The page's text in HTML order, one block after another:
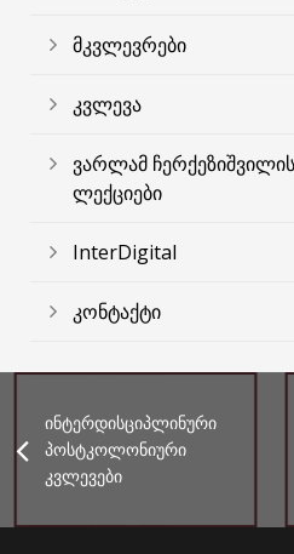
მკვლევრები
კვლევა
ვარლამ
ლექციები
InterDigital
კონტაქტი
ინტერდისციპლინური
პოსტკოლონიური
კვლევები